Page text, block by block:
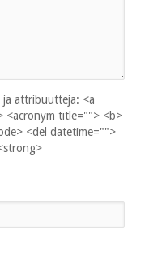
ja attribuutteja: <a
title=""> <b>
<del datetime="">